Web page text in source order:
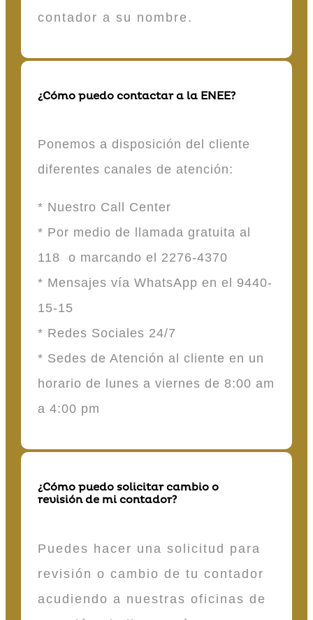
contador a su nombre.
¿Cómo puedo contactar a la ENEE?
Ponemos a disposición del cliente
diferentes canales de atención:
* Nuestro Call Center
* Por medio de llamada gratuita al
118 o marcando el 2276-4370
* Mensajes vía WhatsApp en el 9440-
15-15
* Redes Sociales 24/7
* Sedes de Atención al cliente en un
horario de lunes a viernes de 8:00 am
a 4:00 pm
¿Cómo puedo solicitar cambio o
revisión de mi contador?
Puedes hacer una solicitud para
revisión o cambio de tu contador
acudiendo a nuestras oficinas de